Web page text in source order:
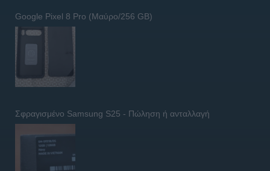
Google Pixel 8 Pro (Μαύρο/256 GB)
Σφραγισμένο Samsung S25 - Πώληση ή ανταλλαγή